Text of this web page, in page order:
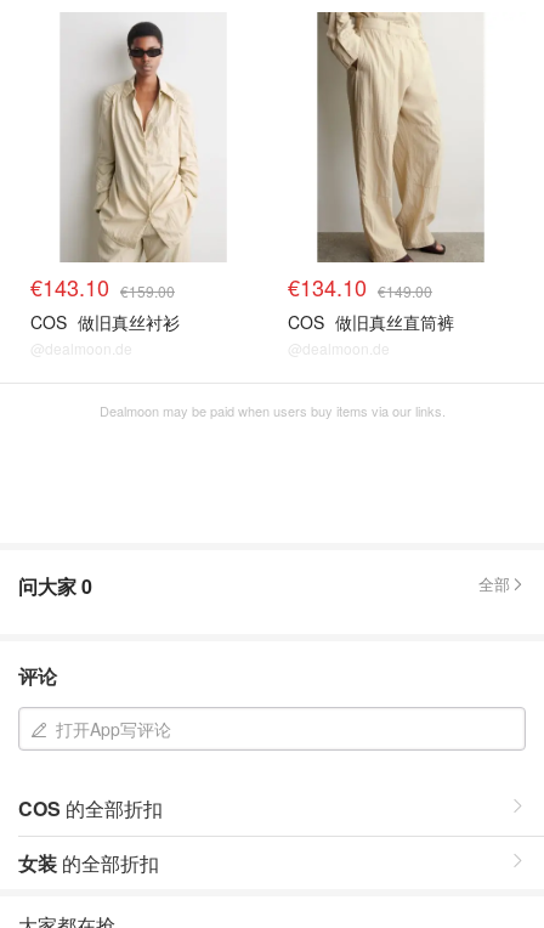
€143.10 €159.00
COS 做旧真丝衬衫
@dealmoon.de
€134.10 €149.00
COS 做旧真丝直筒裤
@dealmoon.de
Dealmoon may be paid when users buy items via our links.
问大家0 全部
评论
打开App写评论
COS 的全部折扣
女装 的全部折扣